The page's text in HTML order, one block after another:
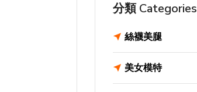
分類 Categories
絲襪美腿
美女模特